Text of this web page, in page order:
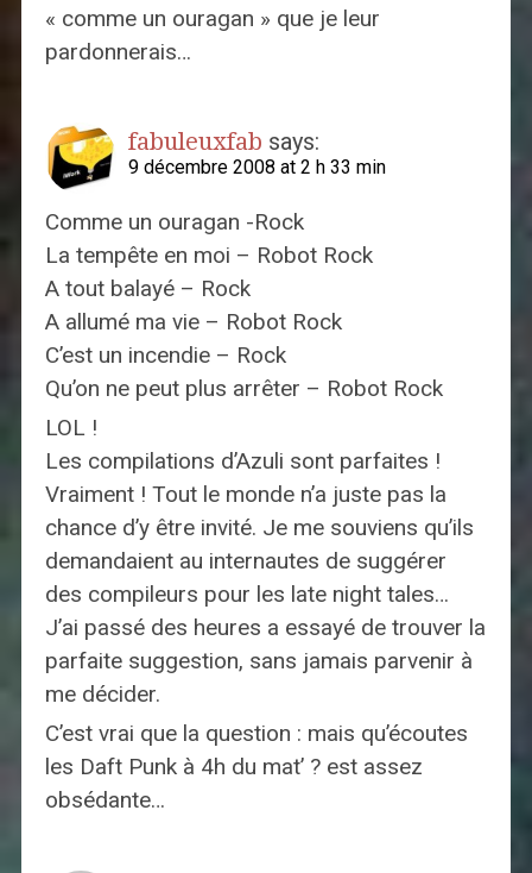
« comme un ouragan » que je leur
pardonnerais…
fabuleuxfab says:
9 décembre 2008 at 2 h 33 min
Comme un ouragan -Rock
La tempête en moi – Robot Rock
A tout balayé – Rock
A allumé ma vie – Robot Rock
C’est un incendie – Rock
Qu’on ne peut plus arrêter – Robot Rock
LOL !
Les compilations d’Azuli sont parfaites !
Vraiment ! Tout le monde n’a juste pas la
chance d’y être invité. Je me souviens qu’ils
demandaient au internautes de suggérer
des compileurs pour les late night tales…
J’ai passé des heures a essayé de trouver la
parfaite suggestion, sans jamais parvenir à
me décider.
C’est vrai que la question : mais qu’écoutes
les Daft Punk à 4h du mat’ ? est assez
obsédante…